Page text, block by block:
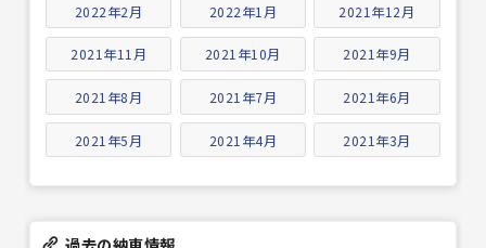
2022年2月 2022年1月 2021年12月
2021年11月 2021年10月 2021年9月
2021年8月 2021年7月 2021年6月
2021年5月 2021年4月 2021年3月